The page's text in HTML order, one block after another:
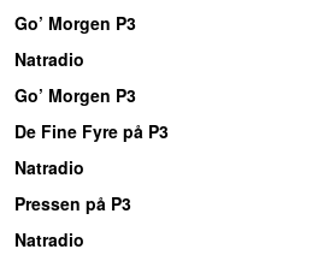
Go’ Morgen P3
Natradio
Go’ Morgen P3
De Fine Fyre på P3
Natradio
Pressen på P3
Natradio